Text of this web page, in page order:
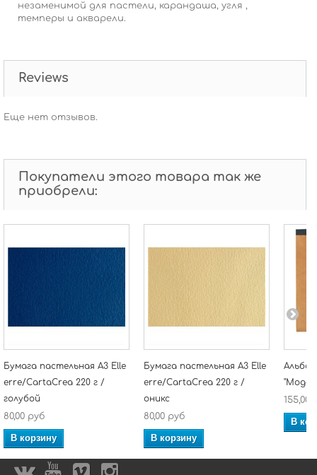
незаменимой для пастели, карандаша, угля ,
темперы и акварели.
Reviews
Еще нет отзывов.
Покупатели этого товара так же
приобрели:
Бумага пастельная А3 Elle
erre/CartaCrea 220 г /
голубой
80,00 руб
В корзину
Бумага пастельная А3 Elle
erre/CartaCrea 220 г /
оникс
80,00 руб
В корзину
155,00
В